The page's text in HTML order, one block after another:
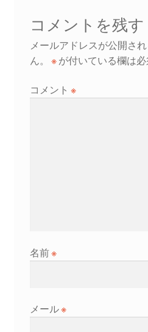
ゲ
ー
シ
ョ
コメントを残す
メールアドレスが公開さ
ん。
※が付いている欄は
コメント ※
名前※
メール※